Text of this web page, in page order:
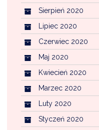
Sierpień 2020
Lipiec 2020
Czerwiec 2020
Maj 2020
Kwiecień 2020
Marzec 2020
Luty 2020
Styczeń 2020